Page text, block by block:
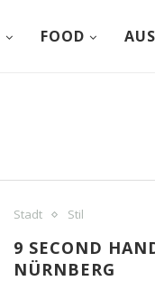
FOOD
Stadt Stil
9 SECOND
NÜRNBERG